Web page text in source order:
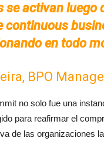
se activan luego
continuous
en todo
BPO
no solo fue una
para reafirmar el
de las organizaciones